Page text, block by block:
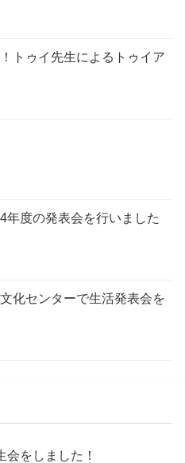
トゥイ先生によるトゥイア
年度の発表会を行いました
化センターで生活発表会を
会をしました！